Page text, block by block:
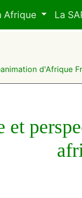
Afrique La
d'Afrique
et